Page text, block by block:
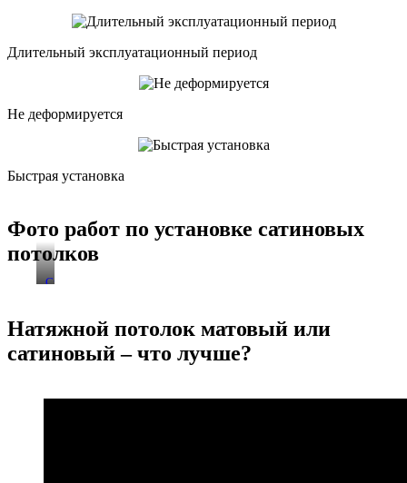
Длительный эксплуатационный период
Не деформируется
Быстрая установка
Фото работ по установке сатиновых
потолков
Смотреть
Натяжной потолок матовый или
сатиновый – что лучше?